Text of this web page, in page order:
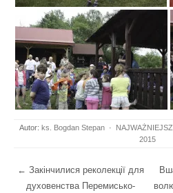
Autor: ks. Bogdan Stepan ·
2015
Post navigation
← Закінчилися реколекції для
духовенства Перемисько-